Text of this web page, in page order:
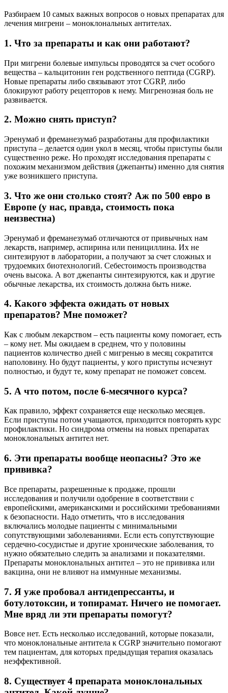
Разбираем 10 самых важных вопросов о новых препаратах для
лечения мигрени – моноклональных антителах.
1. Что за препараты и как они работают?
При мигрени болевые импульсы проводятся за счет особого
вещества – кальцитонин ген родственного пептида (CGRP).
Новые препараты либо связывают этот CGRP, либо
блокируют работу рецепторов к нему. Мигренозная боль не
развивается.
2. Можно снять приступ?
Эренумаб и фреманезумаб разработаны для профилактики
приступа – делается один укол в месяц, чтобы приступы были
существенно реже. Но проходят исследования препараты с
похожим механизмом действия (джепанты) именно для снятия
уже возникшего приступа.
3. Что же они столько стоят? Аж по 500 евро в
Европе (у нас, правда, стоимость пока
неизвестна)
Эренумаб и фреманезумаб отличаются от привычных нам
лекарств, например, аспирина или пенициллина. Их не
синтезируют в лаборатории, а получают за счет сложных и
трудоемких биотехнологий. Себестоимость производства
очень высока. А вот джепанты синтезируются, как и другие
обычные лекарства, их стоимость должна быть ниже.
4. Какого эффекта ожидать от новых
препаратов? Мне поможет?
Как с любым лекарством – есть пациенты кому помогает, есть
– кому нет. Мы ожидаем в среднем, что у половины
пациентов количество дней с мигренью в месяц сократится
наполовину. Но будут пациенты, у кого приступы исчезнут
полностью, и будут те, кому препарат не поможет совсем.
5. А что потом, после 6-месячного курса?
Как правило, эффект сохраняется еще несколько месяцев.
Если приступы потом учащаются, приходится повторять курс
профилактики. Но синдрома отмены на новых препаратах
моноклональных антител нет.
6. Эти препараты вообще неопасны? Это же
прививка?
Все препараты, разрешенные к продаже, прошли
исследования и получили одобрение в соответствии с
европейскими, американскими и российскими требованиями
к безопасности. Надо отметить, что в исследования
включались молодые пациенты с минимальными
сопутствующими заболеваниями. Если есть сопутствующие
сердечно-сосудистые и другие хронические заболевания, то
нужно обязательно следить за анализами и показателями.
Препараты моноклональных антител – это не прививка или
вакцина, они не влияют на иммунные механизмы.
7. Я уже пробовал антидепрессанты, и
ботулотоксин, и топирамат. Ничего не помогает.
Мне вряд ли эти препараты помогут?
Вовсе нет. Есть несколько исследований, которые показали,
что моноклональные антитела к CGRP значительно помогают
тем пациентам, для которых предыдущая терапия оказалась
неэффективной.
8. Существует 4 препарата моноклональных